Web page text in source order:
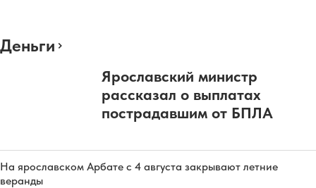
Деньги
Ярославский министр
рассказал о выплатах
пострадавшим от БПЛА
На ярославском Арбате с 4 августа закрывают летние
веранды